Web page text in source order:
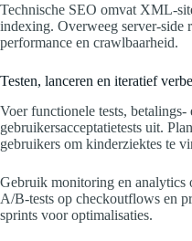
Technische SEO omvat XML-
indexing. Overweeg server-side
performance en crawlbaarheid.
Testen, lanceren en iteratief
Voer functionele tests, betalings-
gebruikersacceptatietests uit.
gebruikers om kinderziektes te
Gebruik monitoring en analytics
A/B-tests op checkoutflows en
sprints voor optimalisaties.